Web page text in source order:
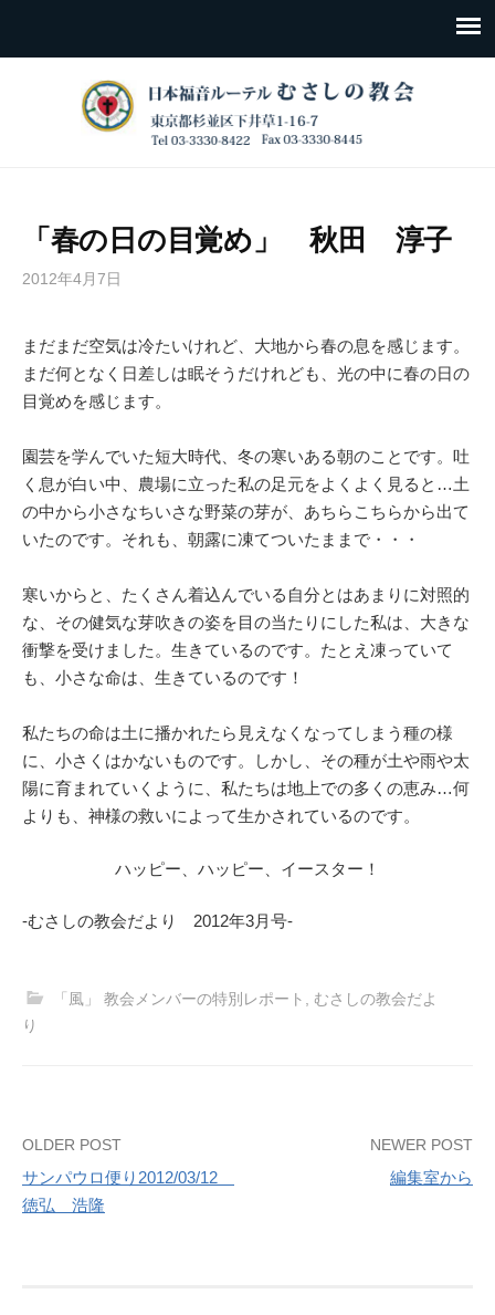
「春の日の目覚め」 秋田 淳子
2012年4月7日
まだまだ空気は冷たいけれど、大地から春の息を感じます。
まだ何となく日差しは眠そうだけれども、光の中に春の日の
目覚めを感じます。
園芸を学んでいた短大時代、冬の寒いある朝のことです。吐
く息が白い中、農場に立った私の足元をよくよく見ると…土
の中から小さなちいさな野菜の芽が、あちらこちらから出て
いたのです。それも、朝露に凍てついたままで・・・
寒いからと、たくさん着込んでいる自分とはあまりに対照的
な、その健気な芽吹きの姿を目の当たりにした私は、大きな
衝撃を受けました。生きているのです。たとえ凍っていて
も、小さな命は、生きているのです！
私たちの命は土に播かれたら見えなくなってしまう種の様
に、小さくはかないものです。しかし、その種が土や雨や太
陽に育まれていくように、私たちは地上での多くの恵み…何
よりも、神様の救いによって生かされているのです。
ハッピー、ハッピー、イースター！
-むさしの教会だより 2012年3月号-
「風」 教会メンバーの特別レポート
むさしの教会だよ
り
Post
navigation
OLDER POST
サンパウロ便り2012/03/12
徳弘 浩隆
NEWER POST
編集室から